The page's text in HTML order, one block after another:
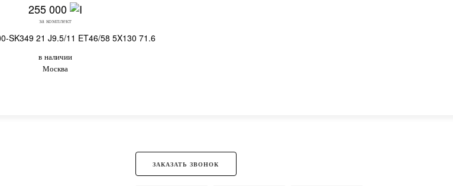
255 000
за комплект
SK349 21 J9.5/11 ET46/58 5X130 71.6
в наличии
Москва
ЗАКАЗАТЬ ЗВОНОК